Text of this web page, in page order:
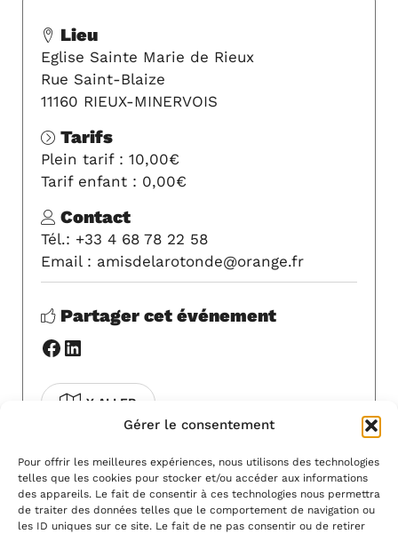
Gérer le consentement
Pour offrir les meilleures expériences, nous utilisons des technologies
telles que les cookies pour stocker et/ou accéder aux informations
des appareils. Le fait de consentir à ces technologies nous permettra
de traiter des données telles que le comportement de navigation ou
les ID uniques sur ce site. Le fait de ne pas consentir ou de retirer
Lieu
Eglise Sainte Marie de Rieux
Rue Saint-Blaize
11160 RIEUX-MINERVOIS
Tarifs
Plein tarif : 10,00€
Tarif enfant : 0,00€
Contact
Tél.: +33 4 68 78 22 58
Email : amisdelarotonde@orange.fr
Partager cet événement
Facebook
LinkedIn
Y ALLER
Pour modifier cet événement, contactez-
nous à l'adresseinfo@artsvivants11.fr.